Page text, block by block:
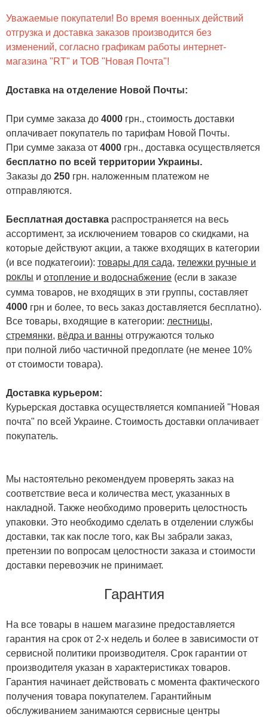
Уважаемые покупатели! Во время военных действий
отгрузка и доставка заказов производится без
изменений, согласно графикам работы интернет-
магазина "RT" и ТОВ "Новая Почта"!
Доставка на отделение Новой Почты:
При сумме заказа до 4000 грн., стоимость доставки
оплачивает покупатель по тарифам Новой Почты.
При сумме заказа от 4000 грн., доставка осуществляется
бесплатно по всей территории Украины.
Заказы до 250 грн. наложенным платежом не
отправляются.
Бесплатная доставка распространяется на весь
ассортимент, за исключением товаров со скидками, на
которые действуют акции, а также входящих в категории
(и все подкатегоии): товары для сада, тележки ручные и
роклы и отопление и водоснабжение (если в заказе
сумма товаров, не входящих в эти группы, составляет
4000 грн и более, то весь заказ доставляется бесплатно).
Все товары, входящие в категории: лестницы,
стремянки, вёдра и ванны отгружаются только
при полной либо частичной предоплате (не менее 10%
от стоимости товара).
Доставка курьером:
Курьерская доставка осуществляется компанией "Новая
почта" по всей Украине. Стоимость доставки оплачивает
покупатель.
Мы настоятельно рекомендуем проверять заказ на
соответствие веса и количества мест, указанных в
накладной. Также необходимо проверить целостность
упаковки. Это необходимо сделать в отделении службы
доставки, так как после того, как Вы забрали заказ,
претензии по вопросам целостности заказа и стоимости
доставки перевозчик не принимает.
Гарантия
На все товары в нашем магазине предоставляется
гарантия на срок от 2-х недель и более в зависимости от
сервисной политики производителя. Срок гарантии от
производителя указан в характеристиках товаров.
Гарантия начинает действовать с момента фактического
получения товара покупателем. Гарантийным
обслуживанием занимаются сервисные центры